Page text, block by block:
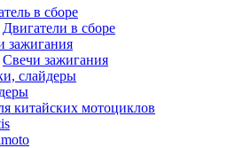
в сборе
Двигатели в сборе
зажигания
Свечи зажигания
слайдеры
китайских мотоциклов